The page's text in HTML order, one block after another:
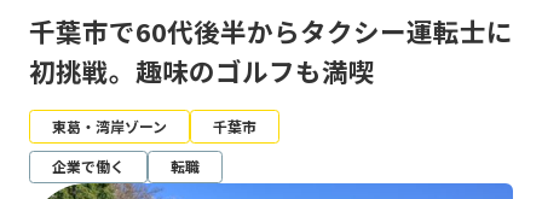
千葉市で60代後半からタクシー運転士に
初挑戦。趣味のゴルフも満喫
東葛・湾岸ゾーン
千葉市
企業で働く
転職